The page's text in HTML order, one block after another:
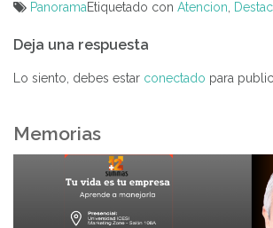
PanoramaEtiquetado con Atencion
de
entradas
Deja una respuesta
Lo siento, debes estar conectado para
Memorias